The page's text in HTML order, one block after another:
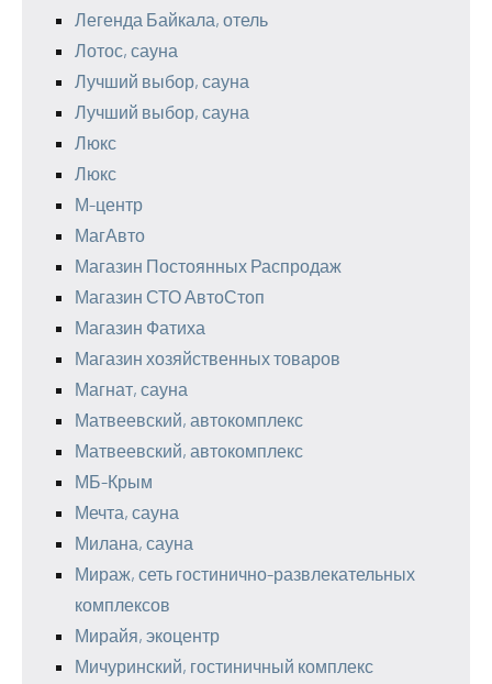
Легенда Байкала, отель
Лотос, сауна
Лучший выбор, сауна
Лучший выбор, сауна
Люкс
Люкс
М-центр
МагАвто
Магазин Постоянных Распродаж
Магазин СТО АвтоСтоп
Магазин Фатиха
Магазин хозяйственных товаров
Магнат, сауна
Матвеевский, автокомплекс
Матвеевский, автокомплекс
МБ-Крым
Мечта, сауна
Милана, сауна
Мираж, сеть гостинично-развлекательных
комплексов
Мирайя, экоцентр
Мичуринский, гостиничный комплекс